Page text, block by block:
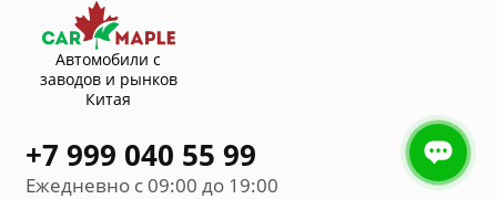
Автомобили с
заводов и рынков
Китая
+7 999 040 55 99
Ежедневно с 09:00 до 19:00